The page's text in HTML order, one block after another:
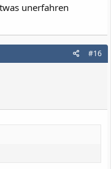
unerfahren
#16